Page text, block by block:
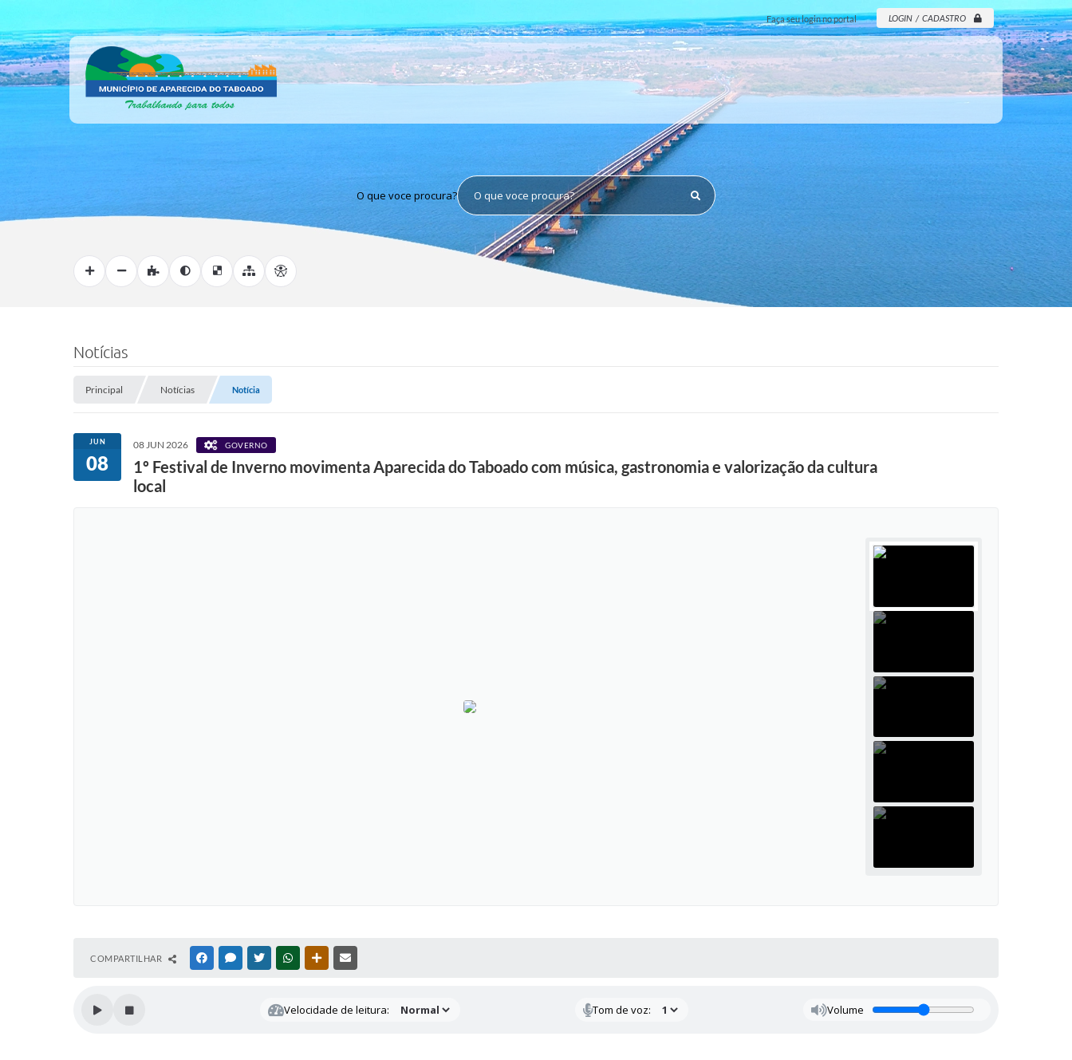
Faça seu login no portal LOGIN / CADASTRO
O que voce procura?
Notícias
Principal Notícias Notícia
JUN
08
08 JUN 2026 GOVERNO
1º Festival de Inverno movimenta Aparecida do Taboado com música, gastronomia e valorização da cultura
local
COMPARTILHAR FACEBOOKMESSENGER
TWITTERWHATSAPPOUTRAS MÍDIAS
Velocidade de leitura: Tom de voz: Volume